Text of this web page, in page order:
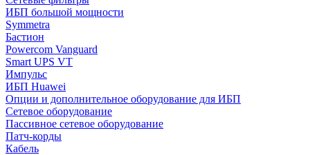
ИБП большой мощности
Symmetra
Бастион
Powercom Vanguard
Smart UPS VT
Импульс
ИБП Huawei
Опции и дополнительное оборудование для ИБП
Сетевое оборудование
Пассивное сетевое оборудование
Патч-корды
Кабель